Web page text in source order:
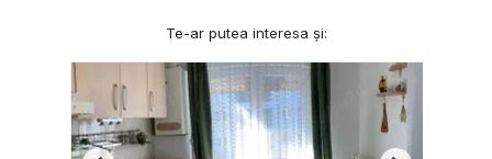
Te-ar putea interesa și: